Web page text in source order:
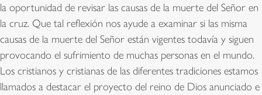
la oportunidad de revisar las causas de la muerte del Señor en
la cruz. Que tal reflexión nos ayude a examinar si las misma
causas de la muerte del Señor están vigentes todavía y siguen
provocando el sufrimiento de muchas personas en el mundo.
Los cristianos y cristianas de las diferentes tradiciones estamos
llamados a destacar el proyecto del reino de Dios anunciado e